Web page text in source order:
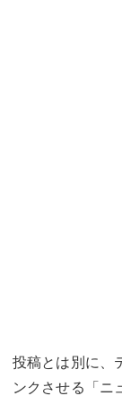
投稿とは別に、
ンクさせる「ニ